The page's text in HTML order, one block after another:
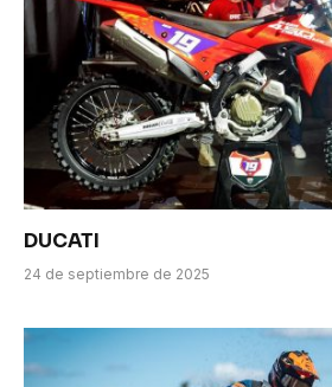
DUCATI
24 de septiembre de 2025